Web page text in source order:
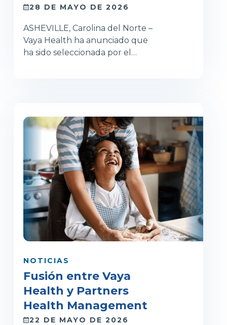
28 DE MAYO DE 2026
ASHEVILLE, Carolina del Norte –
Vaya Health ha anunciado que
ha sido seleccionada por el…
NOTICIAS
Fusión entre Vaya
Health y Partners
Health Management
22 DE MAYO DE 2026